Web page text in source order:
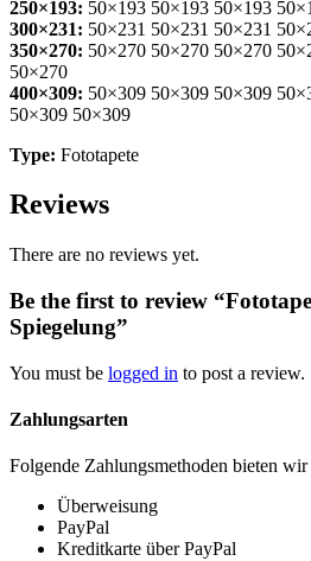
250×193: 50×193 50×193 50×193
300×231: 50×231 50×231 50×231
350×270: 50×270 50×270 50×270
50×270
400×309: 50×309 50×309 50×309
50×309 50×309
Type: Fototapete
Reviews
There are no reviews yet.
Be the first to review
Spiegelung”
You must be logged in to post a review.
Zahlungsarten
Folgende Zahlungsmethoden bieten wir
Überweisung
PayPal
Kreditkarte über PayPal